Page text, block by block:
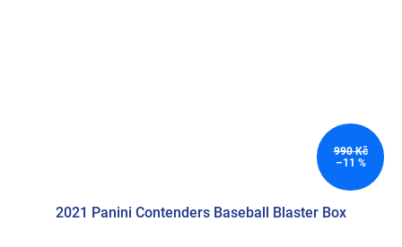
990 Kč
–11 %
2021 Panini Contenders Baseball Blaster Box